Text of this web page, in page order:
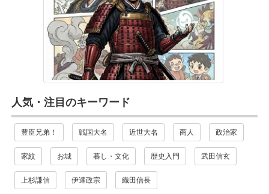
人気・注目のキーワード
豊臣兄弟！ 戦国大名 近世大名 商人 政治家
家紋 お城 暮し・文化 歴史入門 武田信玄
上杉謙信 伊達政宗 織田信長